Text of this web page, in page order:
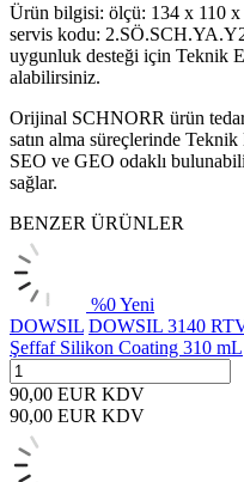
Ürün bilgisi: ölçü: 134 x 110 x
servis kodu:
uygunluk desteği için Teknik
alabilirsiniz.
Orijinal SCHNORR ürün
satın alma süreçlerinde
SEO ve GEO odaklı
sağlar.
BENZER ÜRÜNLER
%0Yeni
DOWSIL DOWSIL 3140
Şeffaf Silikon Coating 310 mL
90,00 EUR KDV
90,00 EUR KDV